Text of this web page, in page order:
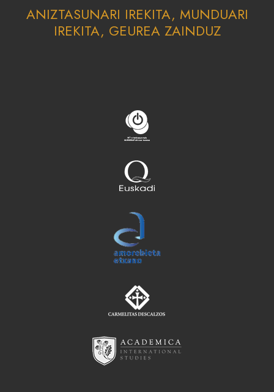
ANIZTASUNARI IREKITA, MUNDUARI
IREKITA, GEUREA ZAINDUZ